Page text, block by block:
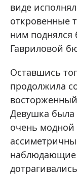
виде
откровенные
ним поднялся
Гавриловой
Оставшись
продолжила
Девушка была
очень модной
наблюдающие